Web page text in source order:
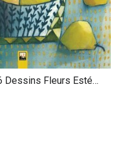
Dessins Fleurs Esté